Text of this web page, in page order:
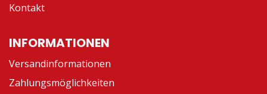
Kontakt
INFORMATIONEN
Versandinformationen
Zahlungsmöglichkeiten